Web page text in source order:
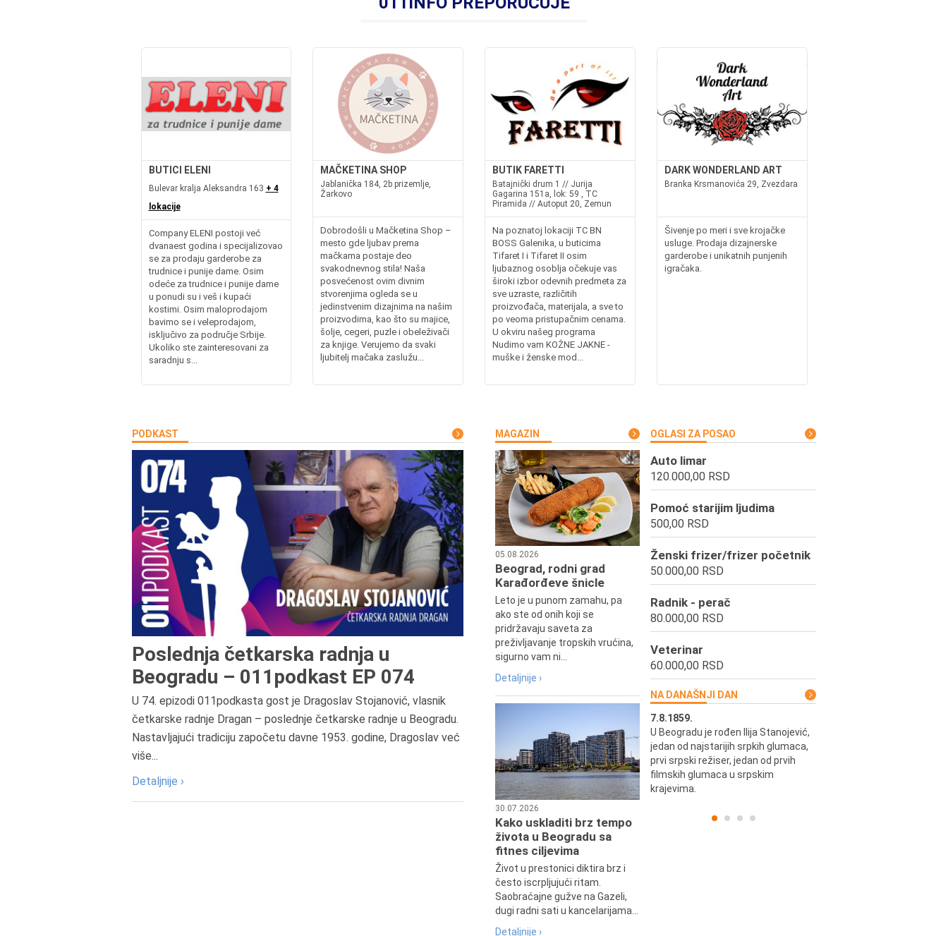
BUTICI ELENI
Bulevar kralja Aleksandra 163 + 4
lokacije
Company ELENI postoji već
dvanaest godina i specijalizovao
se za prodaju garderobe za
trudnice i punije dame. Osim
odeće za trudnice i punije dame
u ponudi su i veš i kupaći
kostimi. Osim maloprodajom
bavimo se i veleprodajom,
isključivo za područje Srbije.
Ukoliko ste zainteresovani za
saradnju s...
MAČKETINA SHOP
Jablanička 184, 2b prizemlje,
Žarkovo
Dobrodošli u Mačketina Shop –
mesto gde ljubav prema
mačkama postaje deo
svakodnevnog stila! Naša
posvećenost ovim divnim
stvorenjima ogleda se u
jedinstvenim dizajnima na našim
proizvodima, kao što su majice,
šolje, cegeri, puzle i obeleživači
za knjige. Verujemo da svaki
ljubitelj mačaka zaslužu...
BUTIK FARETTI
Batajnički drum 1 // Jurija
Gagarina 151a, lok: 59 , TC
Piramida // Autoput 20, Zemun
Na poznatoj lokaciji TC BN
BOSS Galenika, u buticima
Tifaret I i Tifaret II osim
ljubaznog osoblja očekuje vas
široki izbor odevnih predmeta za
sve uzraste, različitih
proizvođača, materijala, a sve to
po veoma pristupačnim cenama.
U okviru našeg programa
Nudimo vam KOŽNE JAKNE -
muške i ženske mod...
DARK WONDERLAND ART
Branka Krsmanovića 29, Zvezdara
Šivenje po meri i sve krojačke
usluge. Prodaja dizajnerske
garderobe i unikatnih punjenih
igračaka.
PODKAST
Poslednja četkarska radnja u
Beogradu – 011podkast EP 074
U 74. epizodi 011podkasta gost je Dragoslav Stojanović, vlasnik
četkarske radnje Dragan – poslednje četkarske radnje u Beogradu.
Nastavljajući tradiciju započetu davne 1953. godine, Dragoslav već
više...
Detaljnije ›
MAGAZIN
05.08.2026
Beograd, rodni grad
Karađorđeve šnicle
Leto je u punom zamahu, pa
ako ste od onih koji se
pridržavaju saveta za
preživljavanje tropskih vrućina,
sigurno vam ni...
Detaljnije ›
30.07.2026
Kako uskladiti brz tempo
života u Beogradu sa
fitnes ciljevima
Život u prestonici diktira brz i
često iscrpljujući ritam.
Saobraćajne gužve na Gazeli,
dugi radni sati u kancelarijama...
Detaljnije ›
OGLASI ZA POSAO
Auto limar
120.000,00 RSD
Pomoć starijim ljudima
500,00 RSD
Ženski frizer/frizer početnik
50.000,00 RSD
Radnik - perač
80.000,00 RSD
Veterinar
60.000,00 RSD
NA DANAŠNJI DAN
Preminula je Đurđija Cvetić,
pozorišna, filmska i TV glumica.
7.8.1859.
U Beogradu je rođen Ilija Stanojević,
jedan od najstarijih srpkih glumaca,
prvi srpski režiser, jedan od prvih
filmskih glumaca u srpskim
krajevima.